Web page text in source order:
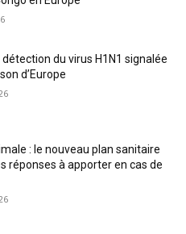
du virus H1N1 signalée
d’Europe
: le nouveau plan sanitaire
réponses à apporter en cas de